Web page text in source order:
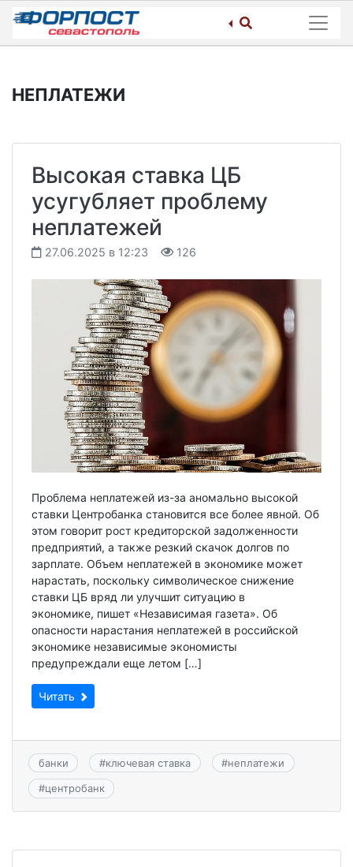
Skip
content
НЕПЛАТЕЖИ
Высокая ставка ЦБ
усугубляет проблему
неплатежей
27.06.2025 в 12:23 126
Проблема неплатежей из-за аномально высокой
ставки Центробанка становится все более явной. Об
этом говорит рост кредиторской задолженности
предприятий, а также резкий скачок долгов по
зарплате. Объем неплатежей в экономике может
нарастать, поскольку символическое снижение
ставки ЦБ вряд ли улучшит ситуацию в
экономике, пишет «Независимая газета». Об
опасности нарастания неплатежей в российской
экономике независимые экономисты
предупреждали еще летом […]
Читать
банки #ключевая ставка #неплатежи
#центробанк